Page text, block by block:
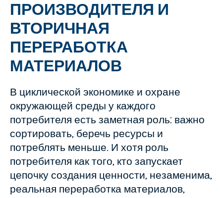
ПРОИЗВОДИТЕЛЯ И
ВТОРИЧНАЯ
ПЕРЕРАБОТКА
МАТЕРИАЛОВ
В циклической экономике и охране
окружающей среды у каждого
потребителя есть заметная роль: важно
сортировать, беречь ресурсы и
потреблять меньше. И хотя роль
потребителя как того, кто запускает
цепочку создания ценности, незаменима,
реальная переработка материалов,